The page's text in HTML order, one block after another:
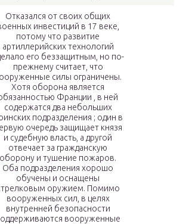
Отказался от своих общих
инвестиций в 17 веке,
потому что развитие
артиллерийских технологий
его беззащитным, но по-
прежнему считает, что
силы ограничены.
Хотя оборона является
Франции , в ней
содержатся два небольших
подразделения ; один в
очередь защищает князя
и судебную власть, а другой
отвечает за гражданскую
оборону и тушение пожаров.
Оба подразделения хорошо
обучены и оснащены
оружием. Помимо
вооруженных сил, в целях
внутренней безопасности
вооруженные